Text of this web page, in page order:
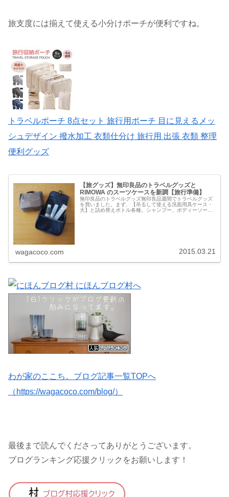
旅支度には揃えて使える小分けポーチが便利ですね。
トラベルポーチ 8点セット 旅行用ポーチ 目に見えるメッ
シュデザイン 撥水加工 衣類仕分け 旅行用 出張 衣類 整理
便利グッズ
【旅グッズ】無印良品のトラベルグッズと
RIMOWA のスーツケースを新調【旅行準備】
無印良品のトラベルグッズ無印良品週間でトラベルグッズ
を買いました。まず、【吊るして使える洗面用具ケース・
大】と詰め替えボトル各種。シャンプー、ボディーソー
wagacoco.com 2015.03.21
わが家のここち。ブログ記事一覧TOPへ
（https://wagacoco.com/blog/）
最後まで読んでくださってありがとうございます。
ブログランキング応援クリックをお願いします！